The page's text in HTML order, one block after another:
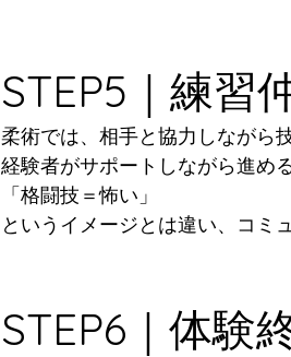
STEP5｜練習
柔術では、相手と協力しながら
経験者がサポートしながら進め
「格闘技＝怖い」
というイメージとは違い、コミ
STEP6｜体験